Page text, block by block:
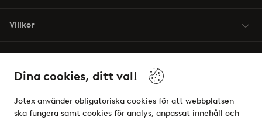
Dina cookies, ditt val!
Jotex använder obligatoriska cookies för att webbplatsen
ska fungera samt cookies för analys, anpassat innehåll och
Villkor